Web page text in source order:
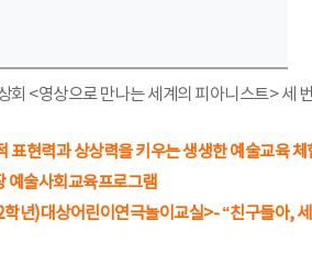
표현력과 상상력을 키우는 생생한 예술교육 체
예술사회교육프로그램
년)대상어린이연극놀이교실>- “친구들아,